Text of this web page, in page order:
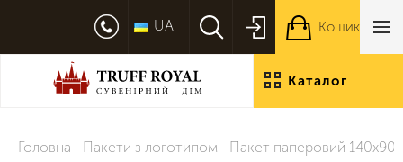
Каталог
UA Кошик
Головна Пакети з логотипом Пакет паперовий